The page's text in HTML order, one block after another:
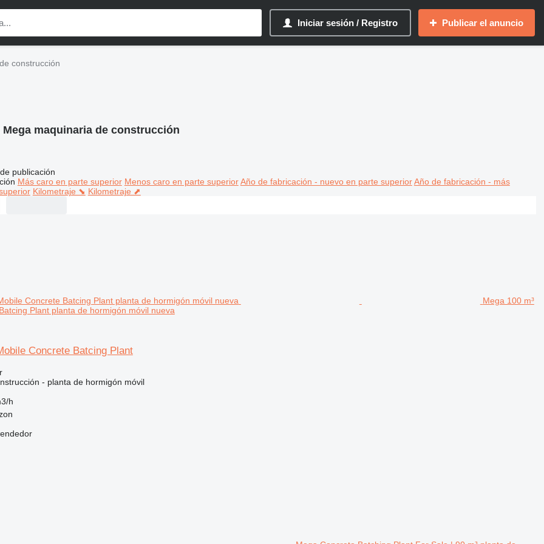
Iniciar sesión / Registro Publicar el anuncio
construcción
Mega maquinaria de construcción
publicación
Más caro en parte superior Menos caro en parte superior Año de fabricación - nuevo en parte superior Año de fabricación - más
Kilometraje ⬊ Kilometraje ⬈
Mega 100 m³
Plant planta de hormigón móvil nueva
Concrete Batcing Plant
- planta de hormigón móvil
h